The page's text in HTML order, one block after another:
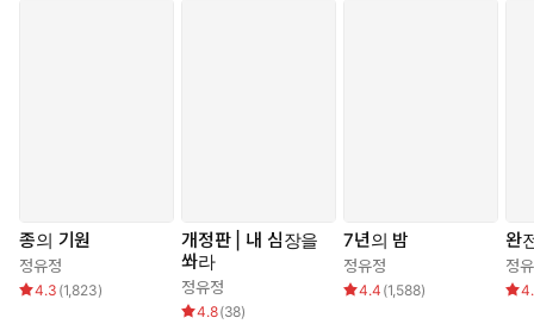
종의 기원
정유정
4.3 (1,823)
개정판 | 내 심장을
쏴라
정유정
4.8(38)
7년의 밤
정유정
4.4 (1,588)
완
정